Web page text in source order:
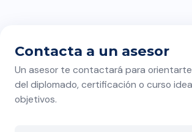
Contacta a un asesor
Un asesor te contactará para
del diplomado, certificación o curso
objetivos.